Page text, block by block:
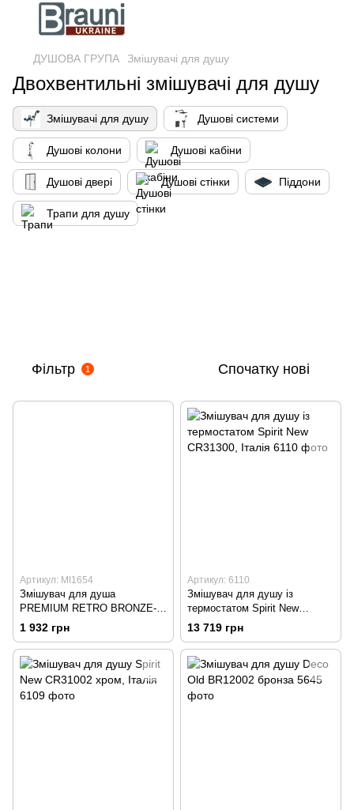
ДУШОВА ГРУПА Змішувачі для душу
Двохвентильні змішувачі для душу
Змішувачі для душу Душові системи
Душові колони Душові кабіни
Душові двері Душові стінки Піддони
Трапи для душу
Фільтр 1 Спочатку нові
Артикул: MI1654
Змішувач для душа
PREMIUM RETRO BRONZE-
003 бронза
1 932 грн
Артикул: 6110
Змішувач для душу із
термостатом Spirit New
CR31300, Італія
13 719 грн